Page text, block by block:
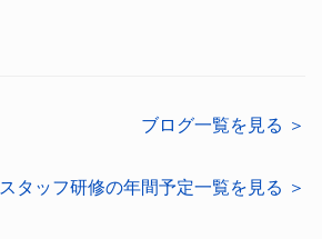
ブログ一覧を見る ＞
スタッフ研修の年間予定一覧を見る ＞